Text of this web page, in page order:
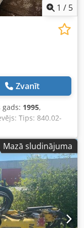
detaļas 1 / 5
Zvanīt
gads: 1995,
Tips: 840.02-
017 Stieples
ar aptuveni 40-
liekšanas veltņi:
1,15 A
kW
spriegums:
Tips: BSG/T
Tips: D S 51 E)
t stieples
2x 0,55 kW
Mazā sludinājuma